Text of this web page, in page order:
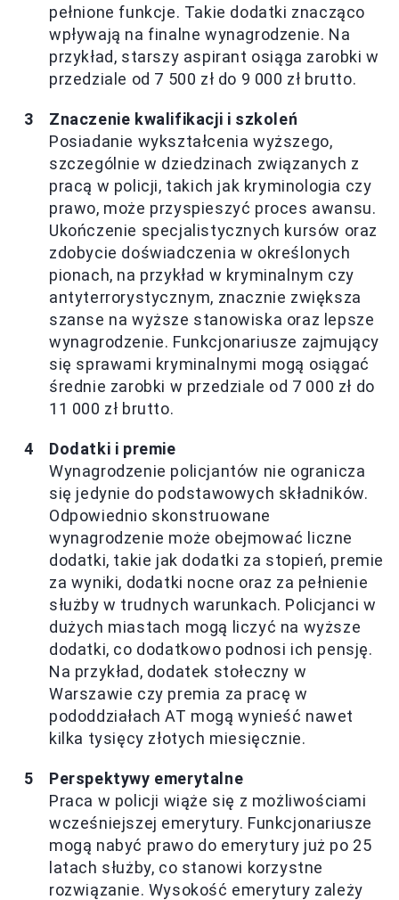
pełnione funkcje. Takie dodatki znacząco
wpływają na finalne wynagrodzenie. Na
przykład, starszy aspirant osiąga zarobki w
przedziale od 7 500 zł do 9 000 zł brutto.
Znaczenie kwalifikacji i szkoleń
Posiadanie wykształcenia wyższego,
szczególnie w dziedzinach związanych z
pracą w policji, takich jak kryminologia czy
prawo, może przyspieszyć proces awansu.
Ukończenie specjalistycznych kursów oraz
zdobycie doświadczenia w określonych
pionach, na przykład w kryminalnym czy
antyterrorystycznym, znacznie zwiększa
szanse na wyższe stanowiska oraz lepsze
wynagrodzenie. Funkcjonariusze zajmujący
się sprawami kryminalnymi mogą osiągać
średnie zarobki w przedziale od 7 000 zł do
11 000 zł brutto.
Dodatki i premie
Wynagrodzenie policjantów nie ogranicza
się jedynie do podstawowych składników.
Odpowiednio skonstruowane
wynagrodzenie może obejmować liczne
dodatki, takie jak dodatki za stopień, premie
za wyniki, dodatki nocne oraz za pełnienie
służby w trudnych warunkach. Policjanci w
dużych miastach mogą liczyć na wyższe
dodatki, co dodatkowo podnosi ich pensję.
Na przykład, dodatek stołeczny w
Warszawie czy premia za pracę w
pododdziałach AT mogą wynieść nawet
kilka tysięcy złotych miesięcznie.
Perspektywy emerytalne
Praca w policji wiąże się z możliwościami
wcześniejszej emerytury. Funkcjonariusze
mogą nabyć prawo do emerytury już po 25
latach służby, co stanowi korzystne
rozwiązanie. Wysokość emerytury zależy